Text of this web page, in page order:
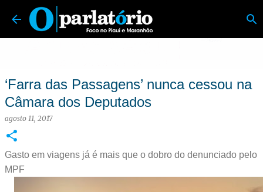
Pular para o conteúdo principal
O Parlatório | Foco no Piauí e Maranhão
‘Farra das Passagens’ nunca cessou na
Câmara dos Deputados
agosto 11, 2017
Gasto em viagens já é mais que o dobro do denunciado pelo
MPF